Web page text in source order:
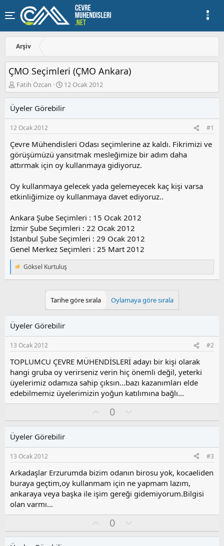
Arşiv
ÇMO Seçimleri (ÇMO Ankara)
K
o
u
y
u
a
ş
l
t
a
n
Fatih Özcan
B
a
l
a
ı
ç
r
i
h
12 Ocak 2012
Üyeler Görebilir
12 Ocak 2012 #1
Çevre Mühendisleri Odası seçimlerine az kaldı. Fikrimizi ve
görüşümüzü yansıtmak mesleğimize bir adım daha
attırmak için oy kullanmaya gidiyoruz.
Oy kullanmaya gelecek yada gelemeyecek kaç kişi varsa
etkinliğimize oy kullanmaya davet ediyoruz..
Ankara Şube Seçimleri : 15 Ocak 2012
İzmir Şube Seçimleri : 22 Ocak 2012
İstanbul Şube Seçimleri : 29 Ocak 2012
Genel Merkez Seçimleri : 25 Mart 2012
T
e
e
r
:
Göksel Kurtuluş
Tarihe göre sırala Oylamaya göre sırala
Üyeler Görebilir
13 Ocak 2012 #2
TOPLUMCU ÇEVRE MÜHENDİSLERİ adayı bir kişi olarak
hangi gruba oy verirseniz verin hiç önemli değil, yeterki
üyelerimiz odamıza sahip çıksın...bazı kazanımları elde
edebilmemiz üyelerimizin yoğun katılımına bağlı...
y
0
l
s
u
z
o
y
l
a
Üyeler Görebilir
13 Ocak 2012 #3
Arkadaşlar Erzurumda bizim odanın birosu yok, kocaeliden
buraya geçtim,oy kullanmam için ne yapmam lazım,
ankaraya veya başka ile işim gereği gidemiyorum.Bilgisi
olan varmı...
y
0
l